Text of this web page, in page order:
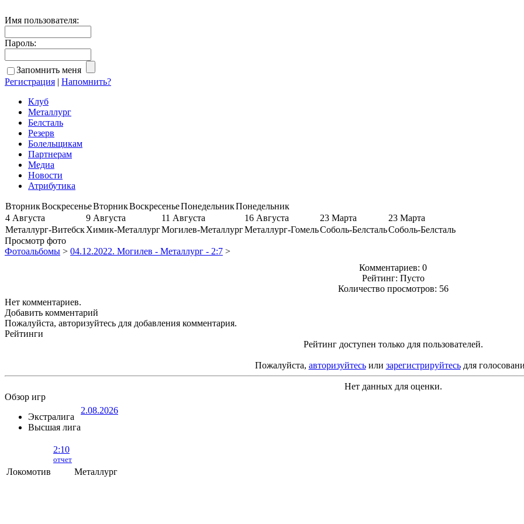
Имя пользователя:
Пароль:
Запомнить меня
Регистрация | Напомнить?
Клуб
Металлург
Белсталь
Резерв
Болельщикам
Партнерам
Медиа
Новости
Атрибутика
ВторникВоскресеньеВторникВоскресеньеПонедельникПонедельник
4 Августа
9 Августа 11 Августа 16 Августа 23 Марта
23 Марта
Металлург-ВитебскХимик-МеталлургМогилев-МеталлургМеталлург-ГомельСоболь-БелстальСоболь-Белсталь
Просмотр фото
Фотоальбомы > 04.12.2022. Могилев - Металлург - 2:7 >
Комментариев: 0
Рейтинг: Пусто
Количество просмотров: 56
Нет комментариев.
Добавить комментарий
Пожалуйста, авторизуйтесь для добавления комментария.
Рейтинги
Рейтинг доступен только для пользователей.
Пожалуйста, авторизуйтесьили зарегистрируйтесьдля
Нет данных для оценки.
Обзор игр
Экстралига
Высшая лига
2.08.2026
2:10
отчет
Локомотив Металлург